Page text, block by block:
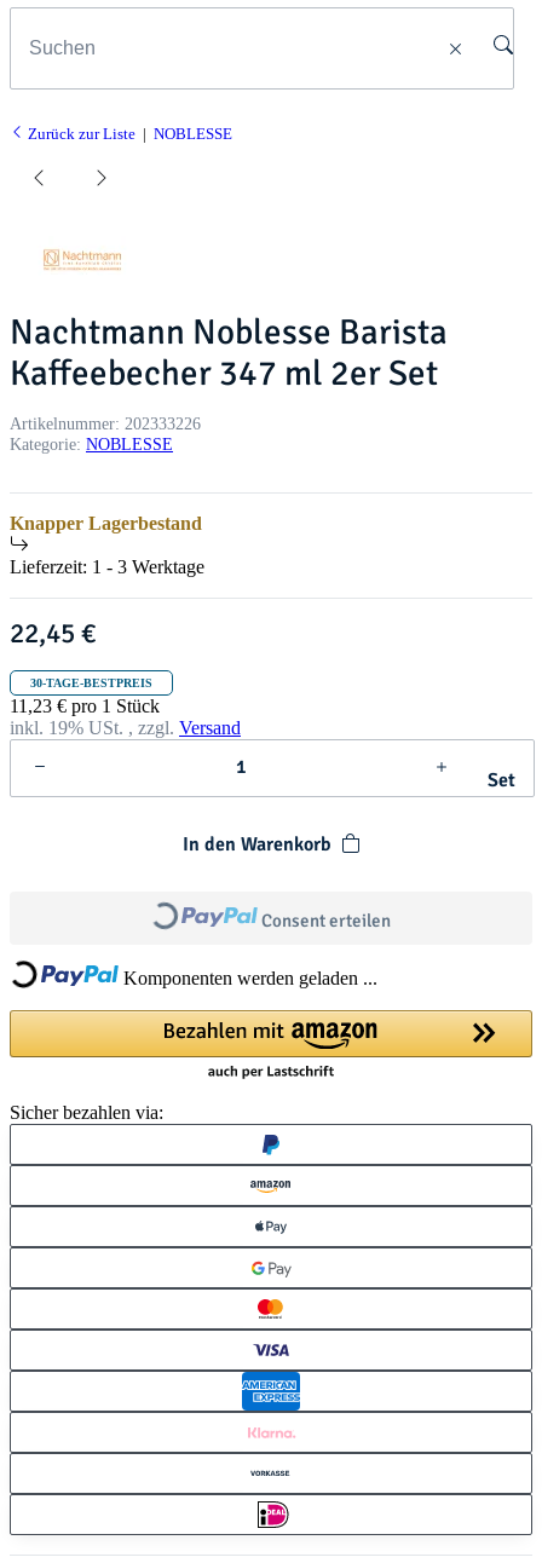
Zurück zur Liste NOBLESSE
Nachtmann Noblesse Barista
Kaffeebecher 347 ml 2er Set
Artikelnummer: 202333226
Kategorie: NOBLESSE
Knapper Lagerbestand
Lieferzeit: 1 - 3 Werktage
22,45 €
30-TAGE-BESTPREIS
11,23 € pro 1 Stück
inkl. 19% USt. , zzgl. Versand
Set
In den Warenkorb
Loading... Consent erteilen
Loading... Komponenten werden geladen ...
Sicher bezahlen via: